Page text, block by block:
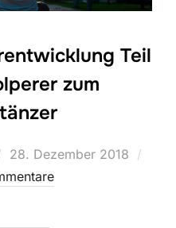
Teil
zum
Veröffentlicht
am
28. Dezember 2018